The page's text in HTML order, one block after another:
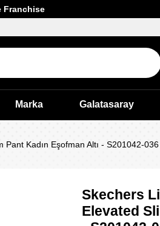
Franchise
Marka Galatasaray
Kadın Eşofman Altı - S201042-036
Skechers
Elevated